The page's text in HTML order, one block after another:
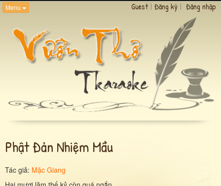
Menu Guest | Đăng ký | Đăng nhập
Phật Đản Nhiệm Mầu
Tác giả: Mặc Giang